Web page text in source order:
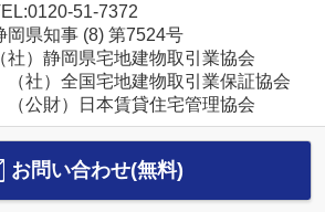
51-7372
岡県知事 (8) 第7524号
（社）静岡県宅地建物取引業協会
（社）全国宅地建物取引業保証協会
（公財）日本賃貸住宅管理協会
お問い合わせ(無料)